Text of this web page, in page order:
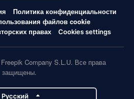
Политика конфиденциальности
файлов cookie
правах
Cookies settings
Company S.L.U. Все права
защищены.
Pусский